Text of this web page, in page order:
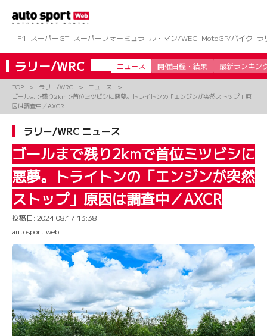
ツ
へ
ス
キ
F1 スーパーGT スーパーフォーミュラ ル・マン/WEC MotoGP/バイク ラ
ラリー/WRC ニュース 開催日程・結果 最新ランキン
TOP ラリー/WRC
ニュース
ゴールまで残り2kmで首位ミツビシに悪夢。トライトンの「エンジンが突然ストップ」原
因は調査中／AXCR
ラリー/WRC ニュース
ゴールまで残り2kmで首位ミツビシに
悪夢。トライトンの「エンジンが突然
ストップ」原因は調査中／AXCR
投稿日: 2024.08.17 13:38
autosport web